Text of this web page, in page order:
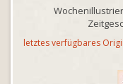
letztes verfügbares